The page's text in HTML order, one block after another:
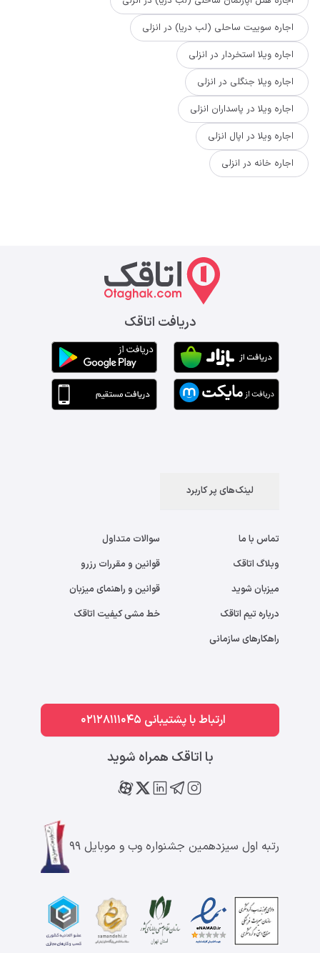
اجاره سوییت ساحلی (لب دریا) در انزلی
اجاره ویلا استخردار در انزلی
اجاره ویلا جنگلی در انزلی
اجاره ویلا در پاسداران انزلی
اجاره ویلا در اپال انزلی
اجاره خانه در انزلی
دریافت اتاقک
لینک‌های پر کاربرد
تماس با ما
وبلاگ اتاقک
میزبان شوید
درباره تیم اتاقک
راهکارهای سازمانی
سوالات متداول
قوانین و مقررات رزرو
قوانین و راهنمای میزبان
خط مشی کیفیت اتاقک
ارتباط با پشتیبانی 02128111045
با اتاقک همراه شوید
رتبه اول سیزدهمین جشنواره وب و موبایل ۹۹